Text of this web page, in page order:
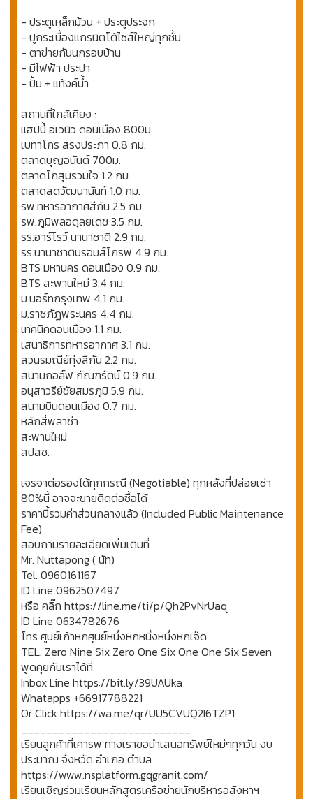
- ประตูเหล็กม้วน + ประตูประจก
- ปูกระเบื้องแกรนิตโต้ไซส์ใหญ่ทุกชั้น
- ตาข่ายกันนกรอบบ้าน
- มีไฟฟ้า ประปา
- ปั้ม + แท้งค์น้ำ
สถานที่ใกล้เคียง :
แฮปปี้ อเวนิว ดอนเมือง 800ม.
เบทาโกร สรงประภา 0.8 กม.
ตลาดบุญอนันต์ 700ม.
ตลาดโกสุมรวมใจ 1.2 กม.
ตลาดสดวัฒนานันท์ 1.0 กม.
รพ.ทหารอากาศสีกัน 2.5 กม.
รพ.ภูมิพลอดุลยเดช 3.5 กม.
รร.ฮาร์โรว์ นานาชาติ 2.9 กม.
รร.นานาชาติบรอมส์โกรฟ 4.9 กม.
BTS มหานคร ดอนเมือง 0.9 กม.
BTS สะพานใหม่ 3.4 กม.
ม.นอร์ทกรุงเทพ 4.1 กม.
ม.ราชภัฏพระนคร 4.4 กม.
เทคนิคดอนเมือง 1.1 กม.
เสนาธิการทหารอากาศ 3.1 กม.
สวนรมณีย์ทุ่งสีกัน 2.2 กม.
สนามกอล์ฟ กัณฑรัตน์ 0.9 กม.
อนุสาวรีย์ชัยสมรภูมิ 5.9 กม.
สนามบินดอนเมือง 0.7 กม.
หลักสี่พลาซ่า
สะพานใหม่
สปสช.
เจรจาต่อรองได้ทุกกรณี (Negotiable) ทุกหลังที่ปล่อยเช่า
80%นี้ อาจจะขายติดต่อซื้อได้
ราคานี้รวมค่าส่วนกลางแล้ว (Included Public Maintenance
Fee)
สอบถามรายละเอียดเพิ่มเติมที่
Mr. Nuttapong ( นัท)
Tel. 0960161167
ID Line 0962507497
หรือ คลิ๊ก https://line.me/ti/p/Qh2PvNrUaq
ID Line 0634782676
โทร ศูนย์เก้าหกศูนย์หนึ่งหกหนึ่งหนึ่งหกเจ็ด
TEL. Zero Nine Six Zero One Six One One Six Seven
พูดคุยกับเราได้ที่
Inbox Line https://bit.ly/39UAUka
Whatapps +66917788221
Or Click https://wa.me/qr/UU5CVUQ2I6TZP1
เรียนลูกค้าที่เคารพ ทางเราขอนำเสนอทรัพย์ใหม่ๆทุกวัน งบ
ประมาณ จังหวัด อำเภอ ตำบล
https://www.nsplatform.gqgranit.com/
เรียนเชิญร่วมเรียนหลักสูตรเครือข่ายนักบริหารอสังหาฯ